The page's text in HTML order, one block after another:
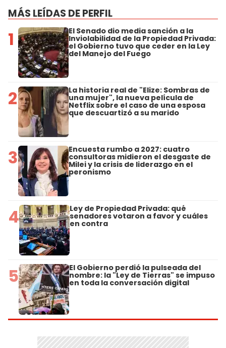
MÁS LEÍDAS DE PERFIL
1 El Senado dio media sanción a la
Inviolabilidad de la Propiedad Privada:
el Gobierno tuvo que ceder en la Ley
del Manejo del Fuego
2 La historia real de "Elize: Sombras de
una mujer", la nueva película de
Netflix sobre el caso de una esposa
que descuartizó a su marido
3 Encuesta rumbo a 2027: cuatro
consultoras midieron el desgaste de
Milei y la crisis de liderazgo en el
peronismo
4 Ley de Propiedad Privada: qué
senadores votaron a favor y cuáles
en contra
5 El Gobierno perdió la pulseada del
nombre: la "Ley de Tierras" se impuso
en toda la conversación digital